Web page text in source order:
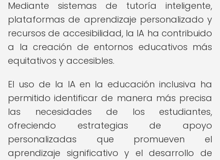
Mediante sistemas de tutoría inteligente,
plataformas de aprendizaje personalizado y
recursos de accesibilidad, la IA ha contribuido
a la creación de entornos educativos más
equitativos y accesibles.
El uso de la IA en la educación inclusiva ha
permitido identificar de manera más precisa
las necesidades de los estudiantes,
ofreciendo estrategias de apoyo
personalizadas que promueven el
aprendizaje significativo y el desarrollo de